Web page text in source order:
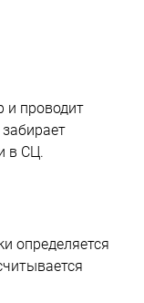
и проводит
в СЦ.
определяется